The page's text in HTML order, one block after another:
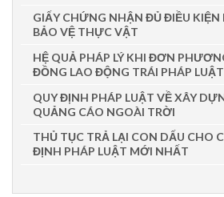
GIẤY CHỨNG NHẬN ĐỦ ĐIỀU KIỆN
BẢO VỆ THỰC VẬT
HỆ QUẢ PHÁP LÝ KHI ĐƠN
ĐỒNG LAO ĐỘNG TRÁI PHÁP LUẬT
QUY ĐỊNH PHÁP LUẬT VỀ XÂY
QUẢNG CÁO NGOÀI TRỜI
THỦ TỤC TRẢ LẠI CON DẤU CHO
ĐỊNH PHÁP LUẬT MỚI NHẤT